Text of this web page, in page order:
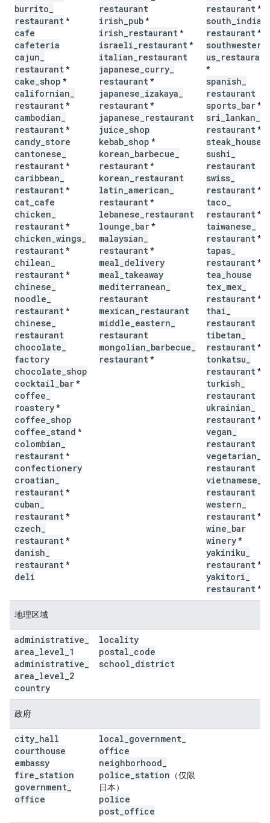
burrito
restaurant*
cafe
cafeteria
cajun
restaurant*
cake shop *
californian
restaurant*
cambodian
restaurant*
candy store
cantonese
restaurant*
caribbean
restaurant*
cat cafe
chicken
restaurant*
chicken wings
restaurant*
chilean
restaurant*
chinese
noodle
restaurant*
chinese
restaurant
chocolate
factory
chocolate shop
cocktail bar*
coffee
roastery*
coffee shop
coffee stand *
colombian
restaurant*
confectionery
croatian
restaurant*
cuban
restaurant*
czech
restaurant*
danish
restaurant*
deli
restaurant
irish pub*
irish restaurant*
israeli restaurant*
italian restaurant
japanese curry
restaurant*
japanese izakaya
restaurant*
japanese restaurant
juice shop
kebab shop *
korean barbecue
restaurant*
korean restaurant
latin american
restaurant*
lebanese restaurant
lounge bar*
malaysian
restaurant*
meal delivery
meal takeaway
mediterranean
restaurant
mexican restaurant
middle eastern
restaurant
mongolian barbecue
restaurant*
restaurant*
south indian
restaurant*
southwestern
us restaurant
*
spanish
restaurant
sports bar*
sri lankan
restaurant*
steak house
sushi
restaurant
swiss
restaurant*
taco
restaurant*
taiwanese
restaurant*
tapas
restaurant*
tea house
tex mex
restaurant*
thai
restaurant
tibetan
restaurant*
tonkatsu
restaurant*
turkish
restaurant
ukrainian
restaurant*
vegan
restaurant
vegetarian
restaurant
vietnamese
restaurant
western
restaurant*
wine bar
winery*
yakiniku
restaurant*
yakitori
restaurant*
地理区域
administrative
area level 1
administrative
area level 2
country
locality
postal code
school district
政府
city hall
courthouse
embassy
fire station
government
office
local government
office
neighborhood
police station （仅限
日本）
police
post office